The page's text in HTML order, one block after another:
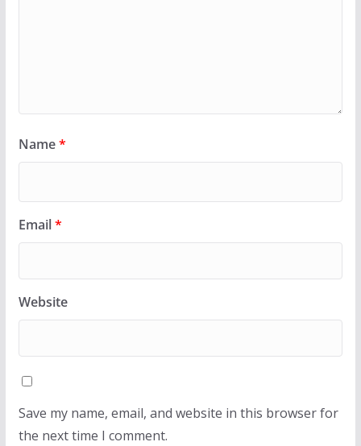
Name*
Email*
Website
Save my name, email, and website in this browser for
the next time I comment.